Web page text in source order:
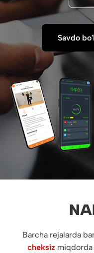
Savdo
Barcha rejalarda
cheksiz miqdorda